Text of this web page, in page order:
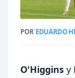
POR EDUARDO
O'Higgins y